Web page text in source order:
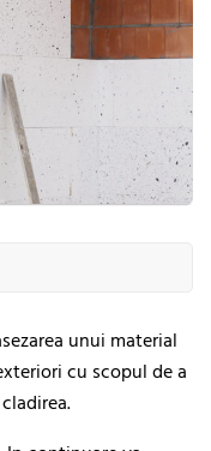
unui material
cu scopul de a